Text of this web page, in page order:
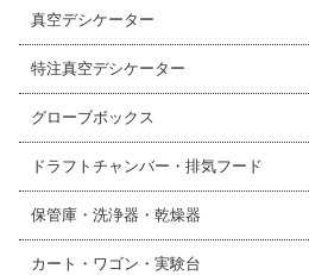
真空デシケーター
特注真空デシケーター
グローブボックス
ドラフトチャンバー・排気フード
保管庫・洗浄器・乾燥器
カート・ワゴン・実験台